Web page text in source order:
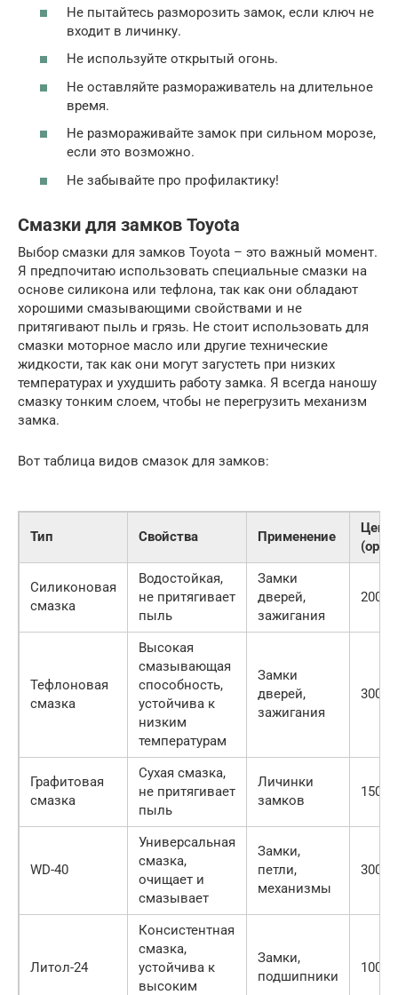
Не пытайтесь разморозить замок, если ключ не
входит в личинку.
Не используйте открытый огонь.
Не оставляйте размораживатель на длительное
время.
Не размораживайте замок при сильном морозе,
если это возможно.
Не забывайте про профилактику!
Смазки для замков Toyota
Выбор смазки для замков Toyota – это важный момент.
Я предпочитаю использовать специальные смазки на
основе силикона или тефлона, так как они обладают
хорошими смазывающими свойствами и не
притягивают пыль и грязь. Не стоит использовать для
смазки моторное масло или другие технические
жидкости, так как они могут загустеть при низких
температурах и ухудшить работу замка. Я всегда наношу
смазку тонким слоем, чтобы не перегрузить механизм
замка.
Вот таблица видов смазок для замков:
Тип Свойства Применение
Цена
Силиконовая
смазка
Водостойкая,
не притягивает
пыль
Замки
дверей,
зажигания
200-
Тефлоновая
смазка
Высокая
смазывающая
способность,
устойчива к
низким
температурам
Замки
дверей,
зажигания
300-
Графитовая
смазка
Сухая смазка,
не притягивает
пыль
Личинки
замков
150-
WD-40
Универсальная
смазка,
очищает и
смазывает
Замки,
петли,
механизмы
300-
Литол-24
Консистентная
смазка,
устойчива к
высоким
Замки,
подшипники
100-